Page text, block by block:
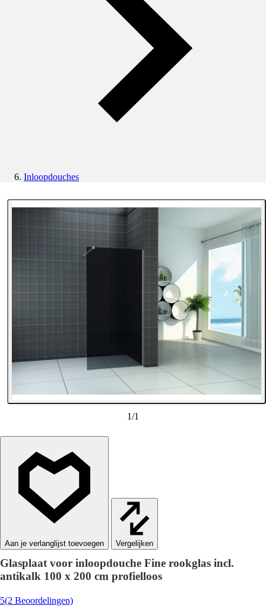
Inloopdouches
1/1
Vergelijken
Glasplaat voor inloopdouche Fine rookglas incl.
antikalk 100 x 200 cm profielloos
5(2 Beoordelingen)